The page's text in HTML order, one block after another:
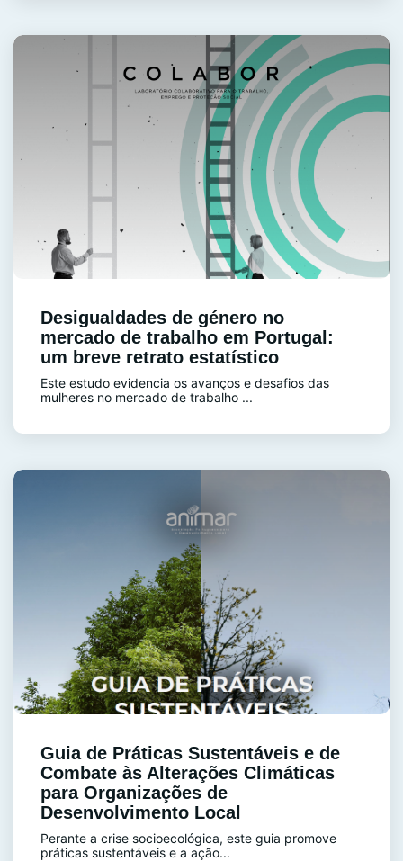
Desigualdades de género no
mercado de trabalho em Portugal:
um breve retrato estatístico
Este estudo evidencia os avanços e desafios das
mulheres no mercado de trabalho ...
Guia de Práticas Sustentáveis e de
Combate às Alterações Climáticas
para Organizações de
Desenvolvimento Local
Perante a crise socioecológica, este guia promove
práticas sustentáveis e a ação...